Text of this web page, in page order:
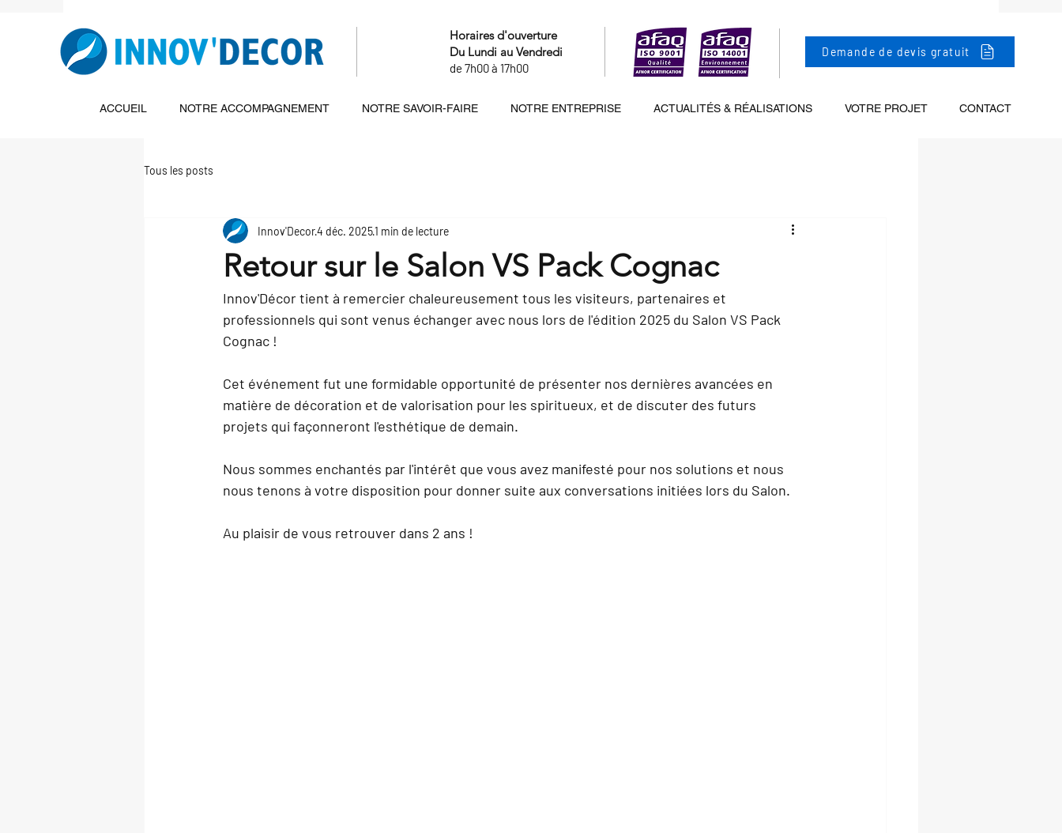
Horaires d'ouverture
Du Lundi au Vendredi
de 7h00 à 17h00
Demande de devis gratuit
ACCUEIL NOTRE ACCOMPAGNEMENT NOTRE SAVOIR-FAIRE NOTRE ENTREPRISE ACTUALITÉS & RÉALISATIONS VOTRE PROJET CONTACT
Tous les posts
Retour sur le Salon VS Pack Cognac
Innov'Decor4 déc. 20251 min de lecture
Innov'Décor tient à remercier chaleureusement tous les visiteurs, partenaires et
professionnels qui sont venus échanger avec nous lors de l'édition 2025 du Salon VS Pack
Cognac !
Cet événement fut une formidable opportunité de présenter nos dernières avancées en
matière de décoration et de valorisation pour les spiritueux, et de discuter des futurs
projets qui façonneront l'esthétique de demain.
Nous sommes enchantés par l'intérêt que vous avez manifesté pour nos solutions et nous
nous tenons à votre disposition pour donner suite aux conversations initiées lors du Salon.
Au plaisir de vous retrouver dans 2 ans !